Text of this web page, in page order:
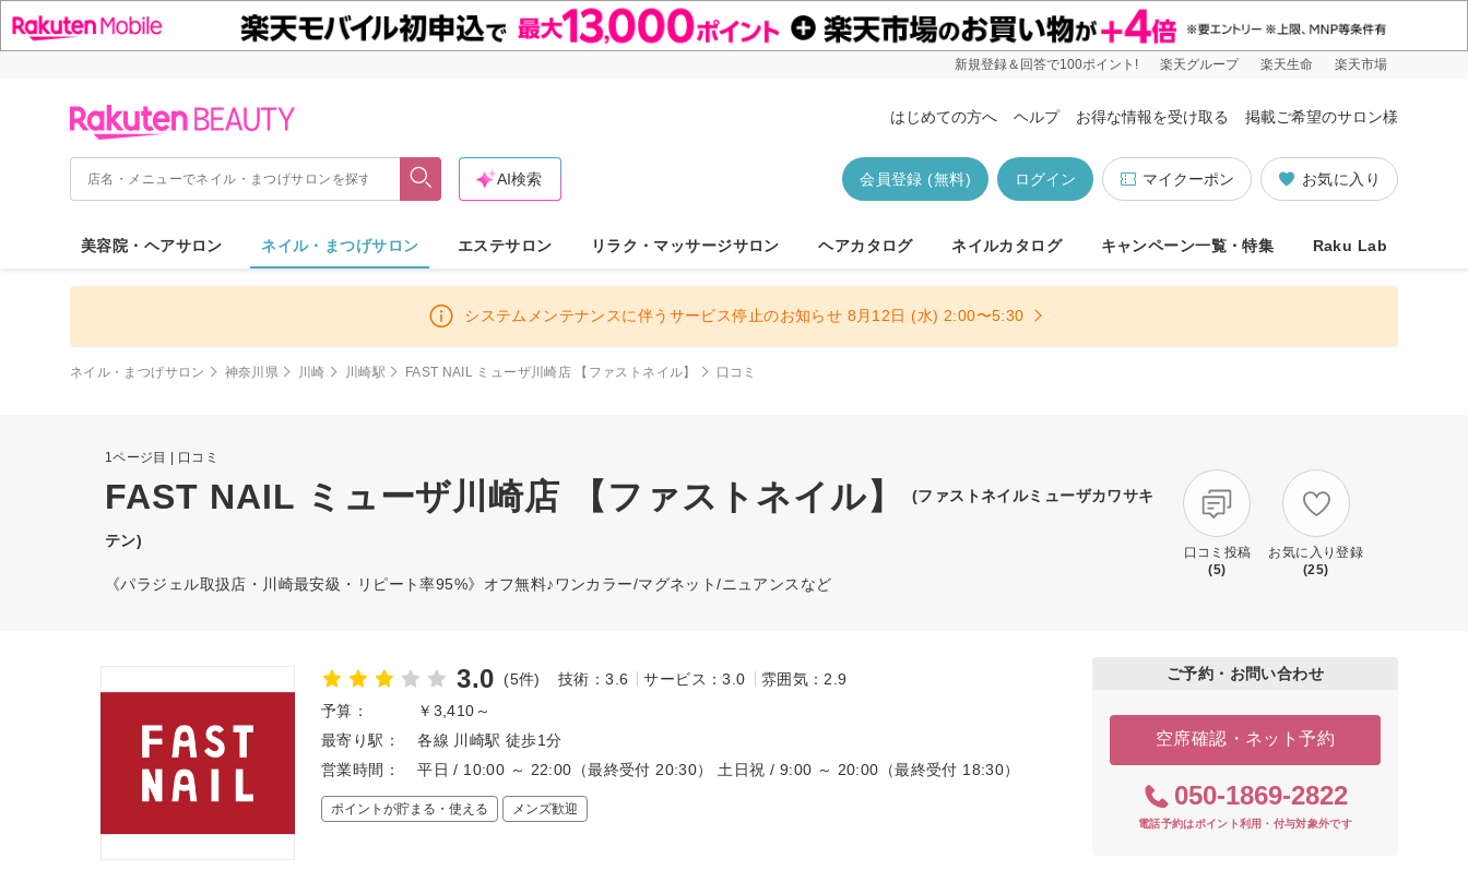
新規登録＆回答で100ポイント! 楽天グループ 楽天生命 楽天市場
はじめての方へ ヘルプ お得な情報を受け取る 掲載ご希望のサロン様
お気に入り
マイクーポン
ログイン
会員登録 (無料)
AI検索
美容院・ヘアサロン ネイル・まつげサロン エステサロン リラク・マッサージサロン ヘアカタログ ネイルカタログ キャンペーン一覧・特集 Raku Lab
システムメンテナンスに伴うサービス停止のお知らせ 8月12日 (水) 2:00〜5:30
ネイル・まつげサロン 神奈川県 川崎 川崎駅 FAST NAIL ミューザ川崎店 【ファストネイル】 口コミ
1ページ目 | 口コミ
FAST NAIL ミューザ川崎店 【ファストネイル】 (ファストネイルミューザカワサキ
テン)
《パラジェル取扱店・川崎最安級・リピート率95%》オフ無料♪ワンカラー/マグネット/ニュアンスなど
口コミ投稿
(5)
お気に入り登録
(25)
3.0 (5件) 技術：3.6 サービス：3.0
雰囲気：2.9
予算：
￥3,410～
最寄り駅：
各線 川崎駅 徒歩1分
営業時間：
平日 / 10:00 ～ 22:00（最終受付 20:30） 土日祝 / 9:00 ～ 20:00（最終受付 18:30）
ポイントが貯まる・使える メンズ歓迎
ご予約・お問い合わせ
空席確認・ネット予約
050-1869-2822
電話予約はポイント利用・付与対象外です